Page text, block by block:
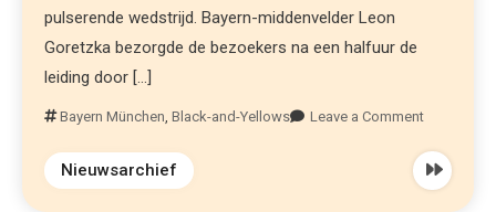
pulserende wedstrijd. Bayern-middenvelder Leon
Goretzka bezorgde de bezoekers na een halfuur de
leiding door […]
Bayern München,Black-and-Yellows Leave a Comment
Nieuwsarchief